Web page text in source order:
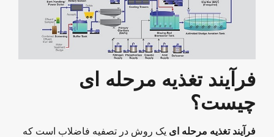
فرآیند تغذیه مرحله‌ ای
چیست؟
فرآیند تغذیه مرحله‌ اییک روش در تصفیه فاضلاب است که